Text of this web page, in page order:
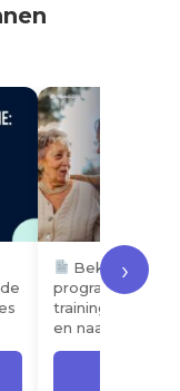
Bekijk
programma
training is
en naasten van
›